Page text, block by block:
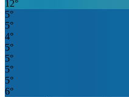
12°
5°
5°
4°
5°
5°
5°
5°
6°